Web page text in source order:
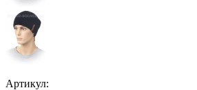
Артикул: